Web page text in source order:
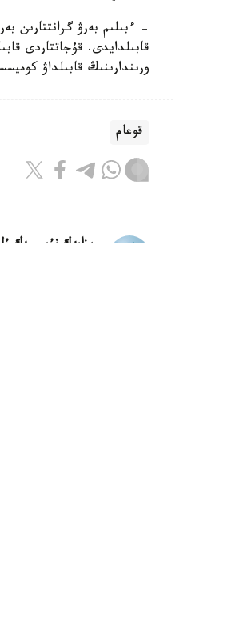
- ءبىلىم بەرۋ گرانتتارىن
قابىلدايدى. قۇجاتتاردى
ورىندارىنىڭ قابىلداۋ
قوعام
ريزابەك نۇسىپبەك ۇلى